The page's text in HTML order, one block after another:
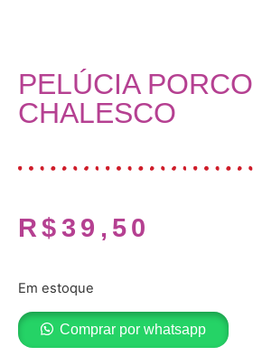
PELÚCIA PORCO
CHALESCO
R$39,50
Em estoque
Comprar por whatsapp